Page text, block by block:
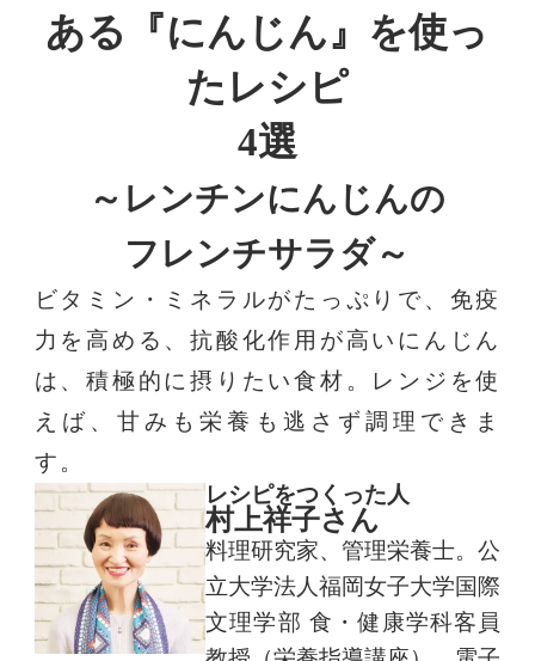
ある
『にんじん』を使っ
たレシピ
4選
～レンチンにんじんの
フレンチサラダ～
ビタミン・ミネラルがたっぷりで、免疫
力を高める、抗酸化作用が高いにんじん
は、積極的に摂りたい食材。レンジを使
えば、甘みも栄養も逃さず調理できま
す。
レシピをつくった人
村上祥子さん
料理研究家、管理栄養士。公
立大学法人福岡女子大学国際
文理学部 食・健康学科客員